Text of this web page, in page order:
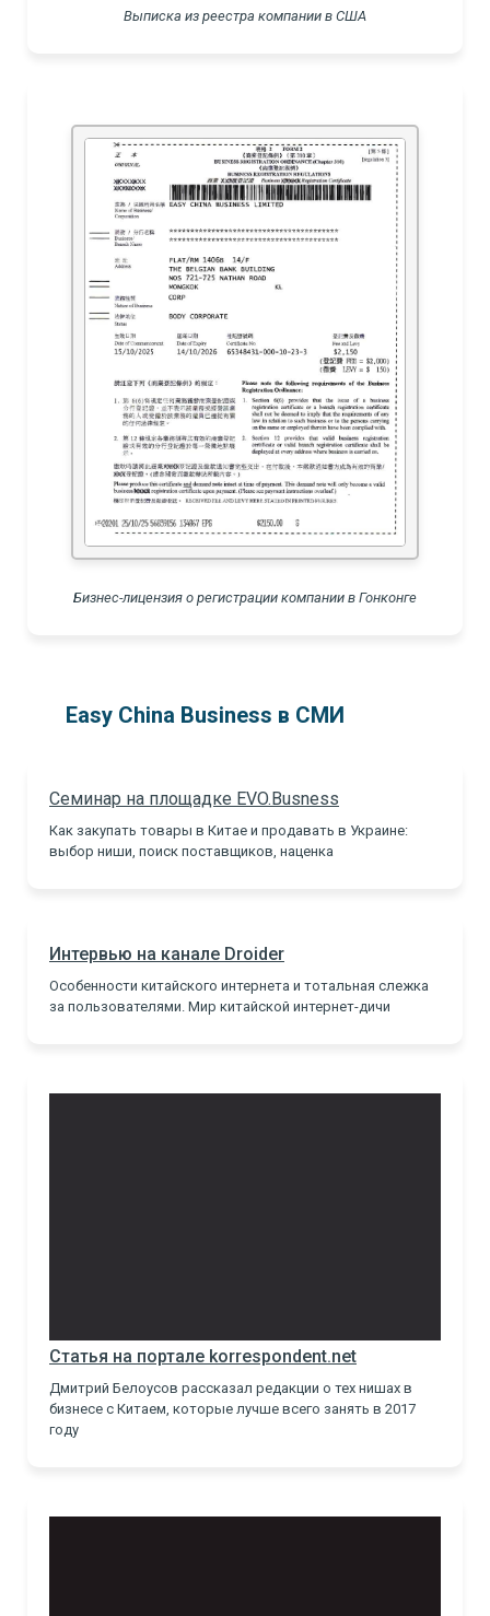
Выписка из реестра компании в США
Бизнес-лицензия о регистрации компании в Гонконге
Easy China Business в СМИ
Семинар на площадке EVO.Busness
Как закупать товары в Китае и продавать в Украине:
выбор ниши, поиск поставщиков, наценка
Интервью на канале Droider
Особенности китайского интернета и тотальная слежка
за пользователями. Мир китайской интернет-дичи
Статья на портале korrespondent.net
Дмитрий Белоусов рассказал редакции о тех нишах в
бизнесе с Китаем, которые лучше всего занять в 2017
году